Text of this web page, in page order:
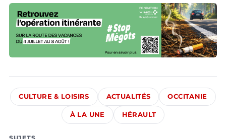
CULTURE & LOISIRS ACTUALITÉS OCCITANIE
À LA UNE HÉRAULT